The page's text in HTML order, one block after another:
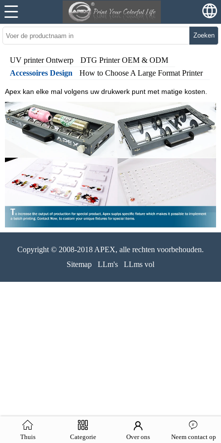
Zoeken
UV printer Ontwerp
DTG Printer OEM & ODM
Accessoires Design
How to Choose A Large Format Printer
Apex kan elke mal volgens uw drukwerk punt met matige kosten.
Copyright © 2008-2018 APEX, alle rechten voorbehouden.
Sitemap
LLm's LLms vol
Thuis Categorie Over ons Neem contact op